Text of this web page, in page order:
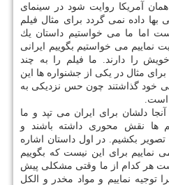
آمریكا روایت شود در سینمای
بها داده نمی گردد برای مثال فیلم
اما ما می خواستیم داستان یك
نماییم می خواستیم بگوییم ایرانی
را دارند. ما فیلم را به چند
مثال در یكی از جشنواره ها این
خود گذاشتند چون حس نزدیكی به
است.
دلشان برای ایران می تپد و ما
ها نقش محوری داشته باشند و
تصویر بكشیم. در اول داستان اشاره
نماییم برای این نیست كه بگوییم
هر كدام از ما وقتی مشكلی پیش
توجیه نماییم و مواد مخدر و الكل